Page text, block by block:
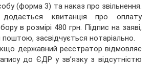
(форма 3) та наказ про звільнення.
квитанція про оплату
в розмірі 480 грн. Підпис на заяві,
поштою, засвідчується нотаріально.
державний реєстратор відмовляє
до ЄДР у зв’язку з відсутністю